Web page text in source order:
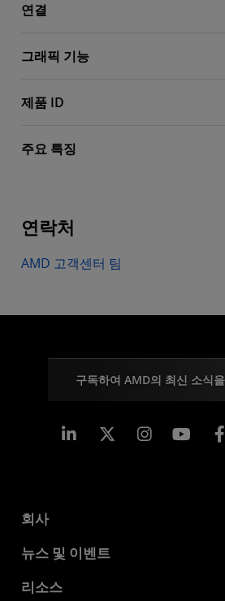
연결
그래픽 기능
제품 ID
주요 특징
연락처
AMD 고객센터 팀
구독하여 AMD의 최신 소식
Linkedin Instagram
회사
AMD 소개
기업의 사회적 책임
뉴스 및 이벤트
뉴스룸
리소스